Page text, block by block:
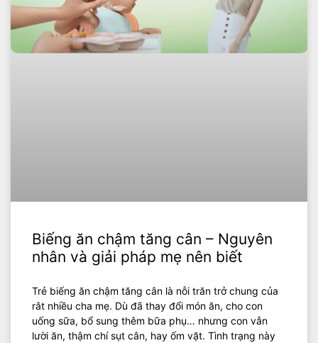
Biếng ăn chậm tăng cân – Nguyên
nhân và giải pháp mẹ nên biết
Trẻ biếng ăn chậm tăng cân là nỗi trăn trở chung của
rât nhiều cha mẹ. Dù đã thay đổi món ăn, cho con
uống sữa, bổ sung thêm bữa phụ… nhưng con vẫn
lười ăn, thậm chí sụt cân, hay ốm vặt. Tình trạng này